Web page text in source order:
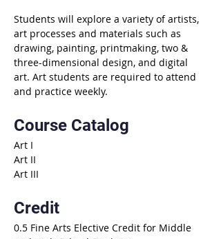
Students will explore a variety of artists,
art processes and materials such as
drawing, painting, printmaking, two &
three-dimensional design, and digital
art. Art students are required to attend
and practice weekly.
Course Catalog
Art I
Art II
Art III
Credit
0.5 Fine Arts Elective Credit for Middle